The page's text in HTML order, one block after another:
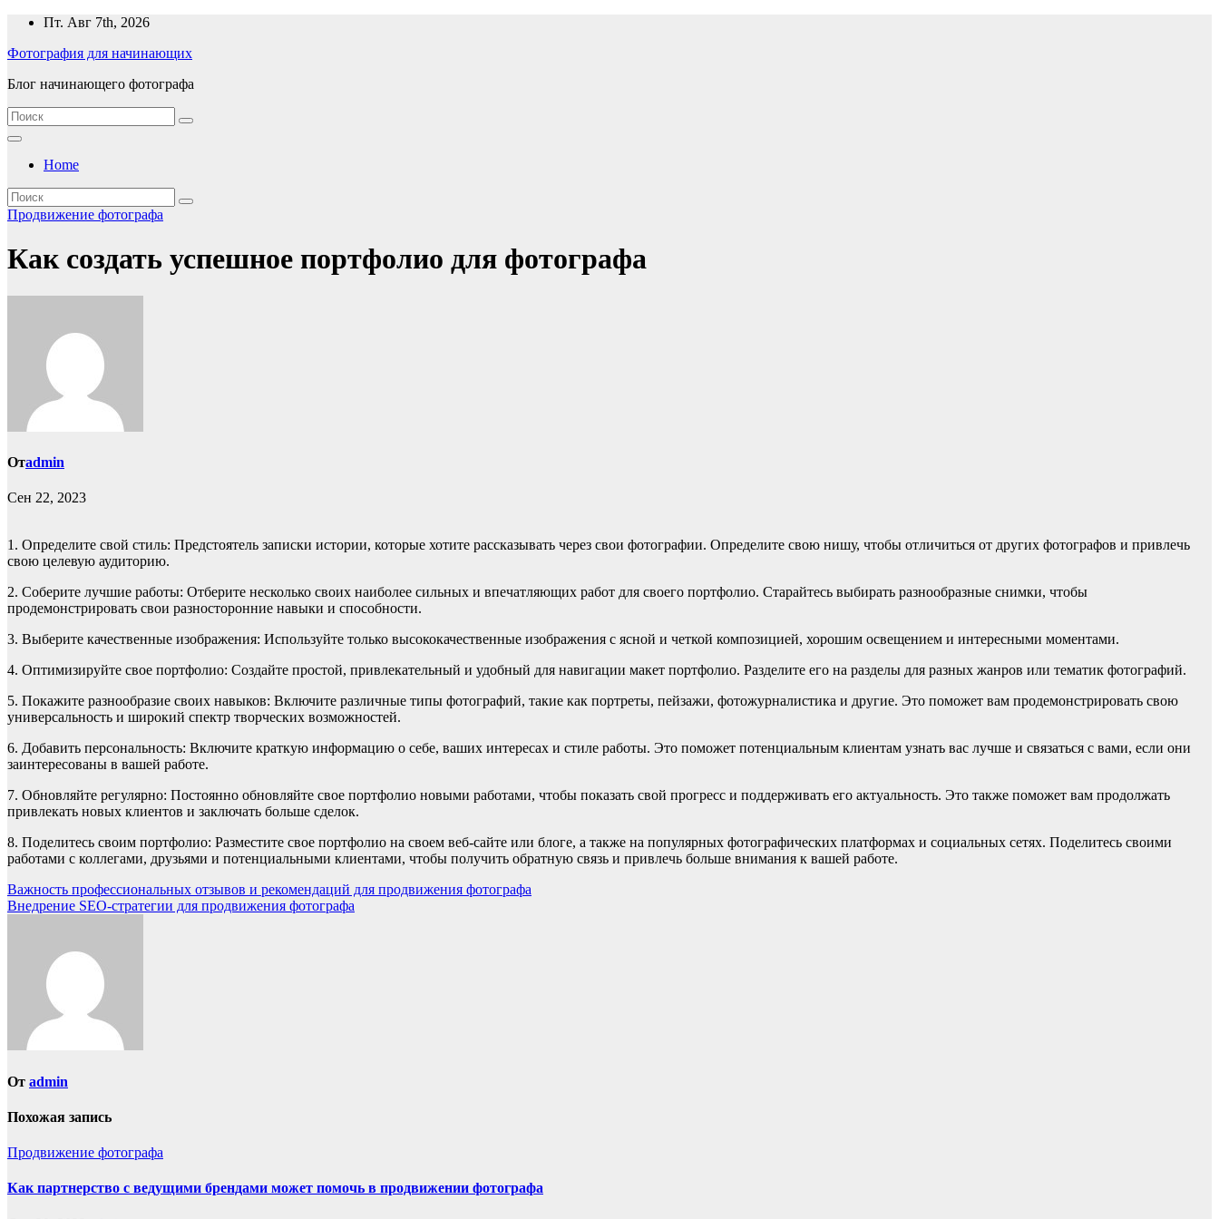
Перейти
содержимому
Пт. Авг 7th, 2026
Фотография для начинающих
Блог начинающего фотографа
Home
Продвижение фотографа
Как создать успешное портфолио для фотографа
Отadmin
Сен 22, 2023
1. Определите свой стиль: Предстоятель записки истории, которые хотите рассказывать через свои фотографии. Определите свою нишу, чтобы отличиться от других фотографов и привлечь
свою целевую аудиторию.
2. Соберите лучшие работы: Отберите несколько своих наиболее сильных и впечатляющих работ для своего портфолио. Старайтесь выбирать разнообразные снимки, чтобы
продемонстрировать свои разносторонние навыки и способности.
3. Выберите качественные изображения: Используйте только высококачественные изображения с ясной и четкой композицией, хорошим освещением и интересными моментами.
4. Оптимизируйте свое портфолио: Создайте простой, привлекательный и удобный для навигации макет портфолио. Разделите его на разделы для разных жанров или тематик фотографий.
5. Покажите разнообразие своих навыков: Включите различные типы фотографий, такие как портреты, пейзажи, фотожурналистика и другие. Это поможет вам продемонстрировать свою
универсальность и широкий спектр творческих возможностей.
6. Добавить персональность: Включите краткую информацию о себе, ваших интересах и стиле работы. Это поможет потенциальным клиентам узнать вас лучше и связаться с вами, если они
заинтересованы в вашей работе.
7. Обновляйте регулярно: Постоянно обновляйте свое портфолио новыми работами, чтобы показать свой прогресс и поддерживать его актуальность. Это также поможет вам продолжать
привлекать новых клиентов и заключать больше сделок.
8. Поделитесь своим портфолио: Разместите свое портфолио на своем веб-сайте или блоге, а также на популярных фотографических платформах и социальных сетях. Поделитесь своими
работами с коллегами, друзьями и потенциальными клиентами, чтобы получить обратную связь и привлечь больше внимания к вашей работе.
Навигация
по
Важность профессиональных отзывов и рекомендаций для продвижения фотографа
Внедрение SEO-стратегии для продвижения фотографа
От admin
Похожая запись
Продвижение фотографа
Как партнерство с ведущими брендами может помочь в продвижении фотографа